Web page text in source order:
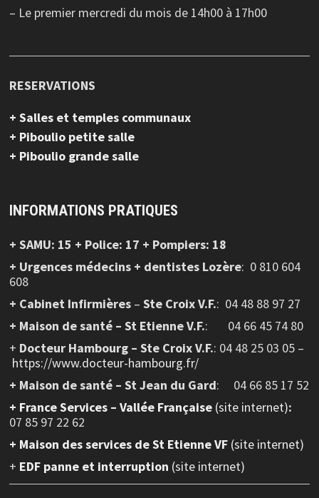
– Le premier mercredi du mois de 14h00 à 17h00
RESERVATIONS
+ Salles et temples communaux
+ Piboulio petite salle
+ Piboulio grande salle
INFORMATIONS PRATIQUES
+ SAMU: 15 + Police: 17 + Pompiers: 18
+ Urgences médecins + dentistes Lozère: 0 810 604
608
+ Cabinet Infirmières– Ste Croix V.F.: 04 48 88 97 27
+ Maison de santé – St Etienne V.F.: 04 66 45 74 80
+ Docteur Hambourg – Ste Croix V.F.: 04 48 25 03 05 –
https://www.docteur-hambourg.fr/
+ Maison de santé – St Jean du Gard: 04 66 85 17 52
+ France Services – Vallée Française (site internet):
07 85 97 22 62
+ Maison des services de St Etienne VF (site internet)
+ EDF panne et interruption (site internet)